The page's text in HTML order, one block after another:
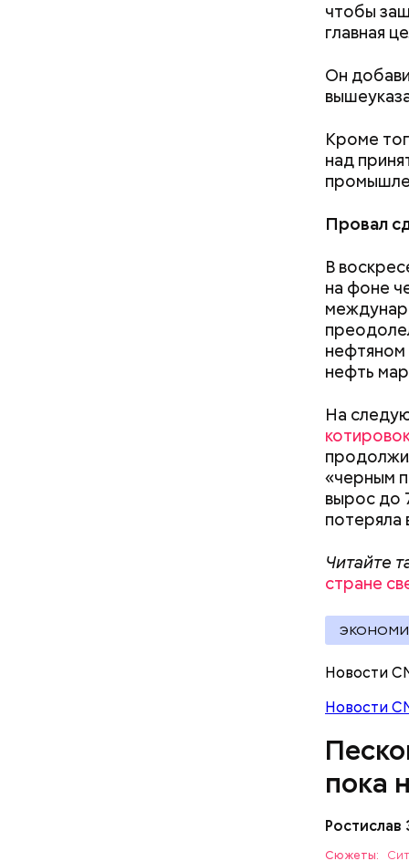
чтобы
главная
Он
Кроме
над
Провал
В
на фоне
нефтяном
нефть
На
«черным
вырос до
потеряла
Читайте
стране
Новости
Новости
пока
Ростислав
Сюжеты:
станет
Шойгу,
наземной
С учетом
Как поменять батареи дома и